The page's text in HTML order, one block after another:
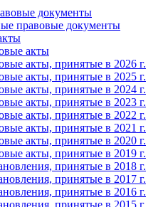
документы
правовые документы
акты
акты, принятые в 2026 г.
акты, принятые в 2025 г.
акты, принятые в 2024 г.
акты, принятые в 2023 г.
акты, принятые в 2022 г.
акты, принятые в 2021 г.
акты, принятые в 2020 г.
акты, принятые в 2019 г.
принятые в 2018 г.
принятые в 2017 г.
принятые в 2016 г.
принятые в 2015 г.